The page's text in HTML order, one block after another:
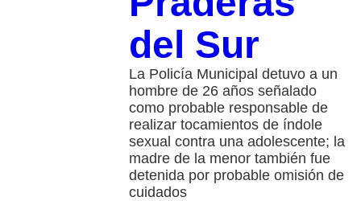
del Sur
La Policía Municipal detuvo a un
hombre de 26 años señalado
como probable responsable de
realizar tocamientos de índole
sexual contra una adolescente; la
madre de la menor también fue
detenida por probable omisión de
cuidados